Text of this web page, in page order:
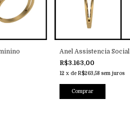
Anel Assistencia Social
R$3.163,00
12 x deR$263,58 sem juros
Comprar